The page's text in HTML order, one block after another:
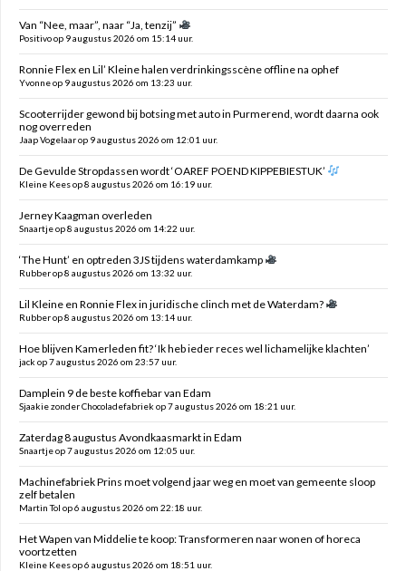
Van “Nee, maar”, naar “Ja, tenzij”
Positivo op 9 augustus 2026 om 15:14 uur.
Ronnie Flex en Lil’ Kleine halen verdrinkingsscène offline na ophef
Yvonne op 9 augustus 2026 om 13:23 uur.
Scooterrijder gewond bij botsing met auto in Purmerend, wordt daarna ook
nog overreden
Jaap Vogelaar op 9 augustus 2026 om 12:01 uur.
De Gevulde Stropdassen wordt ‘OAREF POEND KIPPEBIESTUK’
Kleine Kees op 8 augustus 2026 om 16:19 uur.
Jerney Kaagman overleden
Snaartje op 8 augustus 2026 om 14:22 uur.
‘The Hunt’ en optreden 3JS tijdens waterdamkamp
Rubber op 8 augustus 2026 om 13:32 uur.
Lil Kleine en Ronnie Flex in juridische clinch met de Waterdam?
Rubber op 8 augustus 2026 om 13:14 uur.
Hoe blijven Kamerleden fit? ‘Ik heb ieder reces wel lichamelijke klachten’
jack op 7 augustus 2026 om 23:57 uur.
Damplein 9 de beste koffiebar van Edam
Sjaakie zonder Chocoladefabriek op 7 augustus 2026 om 18:21 uur.
Zaterdag 8 augustus Avondkaasmarkt in Edam
Snaartje op 7 augustus 2026 om 12:05 uur.
Machinefabriek Prins moet volgend jaar weg en moet van gemeente sloop
zelf betalen
Martin Tol op 6 augustus 2026 om 22:18 uur.
Het Wapen van Middelie te koop: Transformeren naar wonen of horeca
voortzetten
Kleine Kees op 6 augustus 2026 om 18:51 uur.